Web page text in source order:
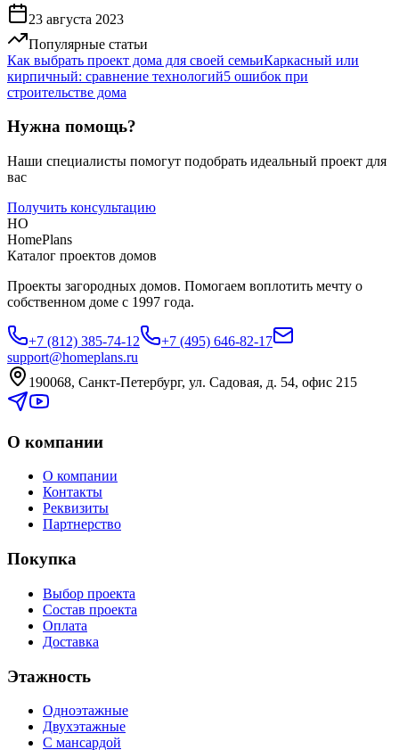
23 августа 2023
Популярные статьи
Как выбрать проект дома для своей семьиКаркасный или
кирпичный: сравнение технологий5 ошибок при
строительстве дома
Нужна помощь?
Наши специалисты помогут подобрать идеальный проект для
вас
Получить консультацию
HO
HomePlans
Каталог проектов домов
Проекты загородных домов. Помогаем воплотить мечту о
собственном доме с 1997 года.
+7 (812) 385-74-12
+7 (495) 646-82-17
support@homeplans.ru
190068, Санкт-Петербург, ул. Садовая, д. 54, офис 215
О компании
О компании
Контакты
Реквизиты
Партнерство
Покупка
Выбор проекта
Состав проекта
Оплата
Доставка
Этажность
Одноэтажные
Двухэтажные
С мансардой